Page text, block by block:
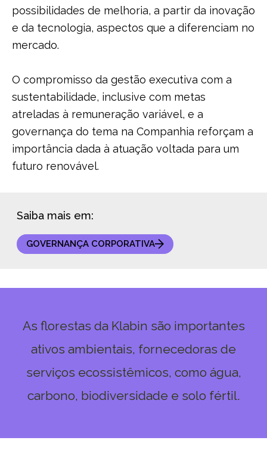
possibilidades de melhoria, a partir da inovação
e da tecnologia, aspectos que a diferenciam no
mercado.
O compromisso da gestão executiva com a
sustentabilidade, inclusive com metas
atreladas à remuneração variável, e a
governança do tema na Companhia reforçam a
importância dada à atuação voltada para um
futuro renovável.
Saiba mais em:
GOVERNANÇA CORPORATIVA
As florestas da Klabin são importantes
ativos ambientais, fornecedoras de
serviços ecossistêmicos, como água,
carbono, biodiversidade e solo fértil.